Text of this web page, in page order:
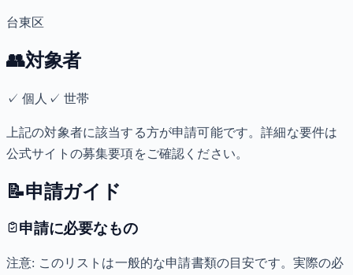
台東区
👥対象者
✓個人 ✓ 世帯
上記の対象者に該当する方が申請可能です。詳細な要件は
公式サイトの募集要項をご確認ください。
📝申請ガイド
申請に必要なもの
注意: このリストは一般的な申請書類の目安です。実際の必